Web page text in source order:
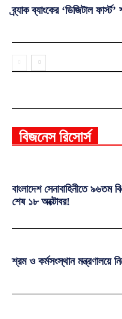
ব্র্যাক ব্যাংকের ‘ডিজিটাল ফার্স্ট’
বিজনেস রিসোর্স
বাংলাদেশ সেনাবাহিনীতে
শেষ ১৮ অক্টোবর!
শ্রম ও কর্মসংস্থান মন্ত্রণালয়ে